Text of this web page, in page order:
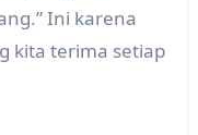
Ini karena
kita terima setiap